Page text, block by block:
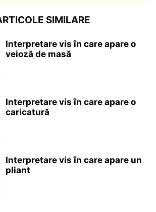
SIMILARE
Interpretare vis în care apare o
veioză de masă
Interpretare vis în care apare o
caricatură
Interpretare vis în care apare un
pliant